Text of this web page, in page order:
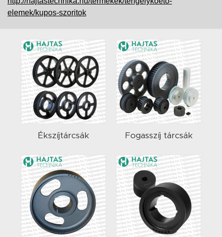
elemek/kupos-szoritok
Ékszíjtárcsák Fogasszíj tárcsák